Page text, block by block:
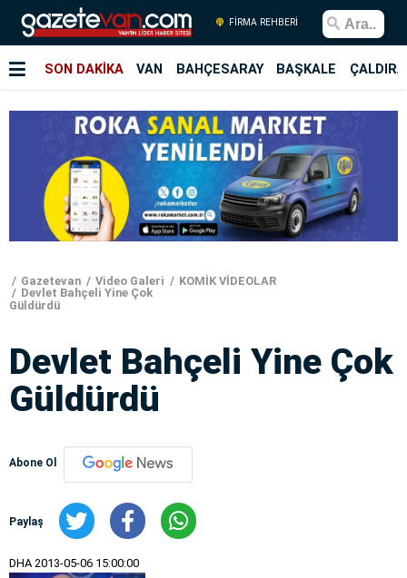
FİRMA REHBERİ
SON DAKİKA VAN BAHÇESARAY BAŞKALE
Gazetevan Video Galeri
KOMİK VİDEOLAR
Devlet Bahçeli Yine Çok
Güldürdü
Devlet Bahçeli Yine Çok
Güldürdü
Abone Ol
Paylaş
DHA 2013-05-06 15:00:00